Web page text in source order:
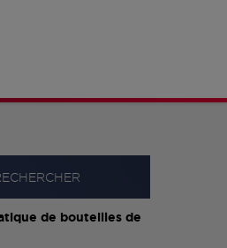
de bouteilles de